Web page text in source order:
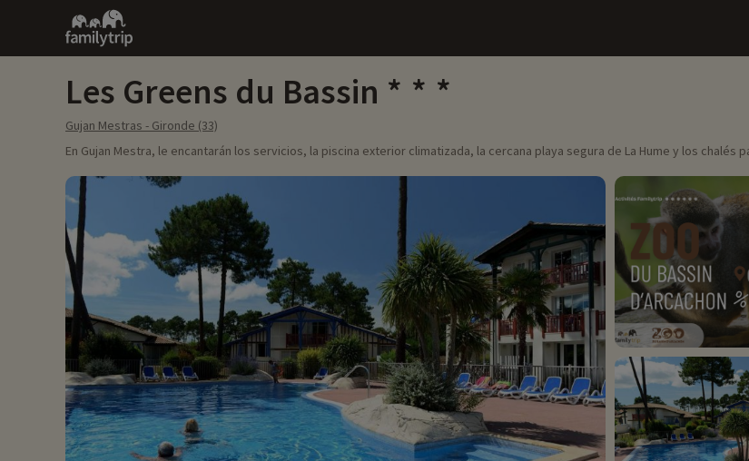
Family
trip
Les Greens du Bassin
Gujan Mestras - Gironde (33)
En Gujan Mestra, le encantarán los servicios, la piscina exterior climatizada, la cercana playa segura de La Hume y los chalés